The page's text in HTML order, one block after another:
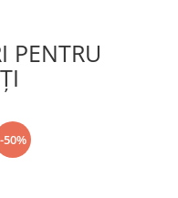
PENTRU
-50%